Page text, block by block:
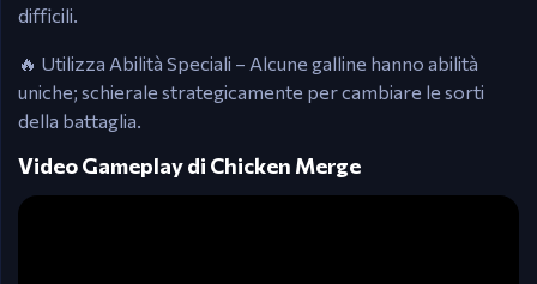
difficili.
🔥 Utilizza Abilità Speciali – Alcune galline hanno abilità
uniche; schierale strategicamente per cambiare le sorti
della battaglia.
Video Gameplay di Chicken Merge